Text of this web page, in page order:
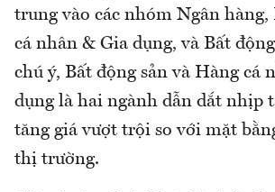
trung vào các nhóm Ngân hàng,
cá nhân & Gia dụng, và Bất
chú ý, Bất động sản và Hàng cá
dụng là hai ngành dẫn dắt nhịp
tăng giá vượt trội so với mặt
thị trường.